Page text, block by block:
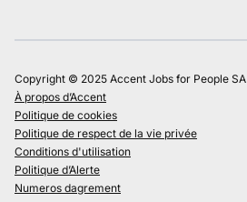
Copyright © 2025 Accent Jobs for People SA
À propos d’Accent
Politique de cookies
Politique de respect de la vie privée
Conditions d'utilisation
Politique d’Alerte
Numeros dagrement